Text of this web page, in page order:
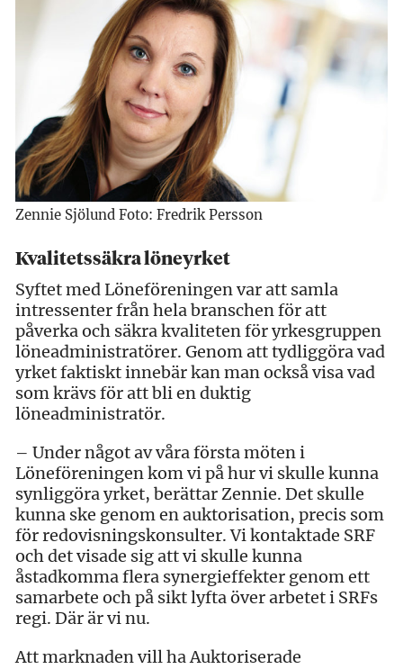
Zennie Sjölund Foto: Fredrik Persson
Kvalitetssäkra löneyrket
Syftet med Löneföreningen var att samla
intressenter från hela branschen för att
påverka och säkra kvaliteten för yrkesgruppen
löneadministratörer. Genom att tydliggöra vad
yrket faktiskt innebär kan man också visa vad
som krävs för att bli en duktig
löneadministratör.
– Under något av våra första möten i
Löneföreningen kom vi på hur vi skulle kunna
synliggöra yrket, berättar Zennie. Det skulle
kunna ske genom en auktorisation, precis som
för redovisningskonsulter. Vi kontaktade SRF
och det visade sig att vi skulle kunna
åstadkomma flera synergieffekter genom ett
samarbete och på sikt lyfta över arbetet i SRFs
regi. Där är vi nu.
Att marknaden vill ha Auktoriserade